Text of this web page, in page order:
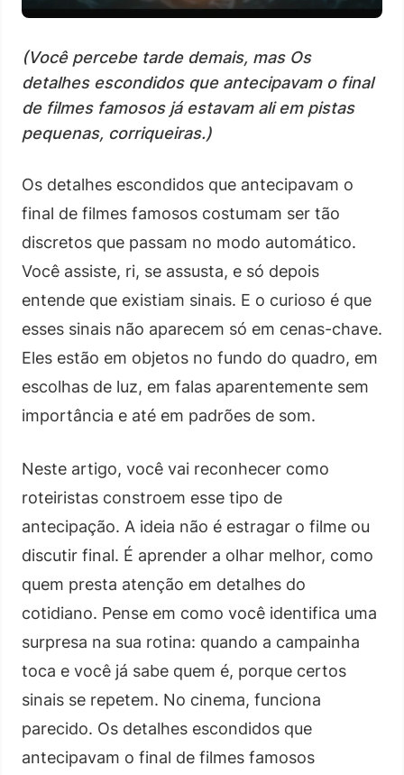
(Você percebe tarde demais, mas Os
detalhes escondidos que antecipavam o final
de filmes famosos já estavam ali em pistas
pequenas, corriqueiras.)
Os detalhes escondidos que antecipavam o
final de filmes famosos costumam ser tão
discretos que passam no modo automático.
Você assiste, ri, se assusta, e só depois
entende que existiam sinais. E o curioso é que
esses sinais não aparecem só em cenas-chave.
Eles estão em objetos no fundo do quadro, em
escolhas de luz, em falas aparentemente sem
importância e até em padrões de som.
Neste artigo, você vai reconhecer como
roteiristas constroem esse tipo de
antecipação. A ideia não é estragar o filme ou
discutir final. É aprender a olhar melhor, como
quem presta atenção em detalhes do
cotidiano. Pense em como você identifica uma
surpresa na sua rotina: quando a campainha
toca e você já sabe quem é, porque certos
sinais se repetem. No cinema, funciona
parecido. Os detalhes escondidos que
antecipavam o final de filmes famosos